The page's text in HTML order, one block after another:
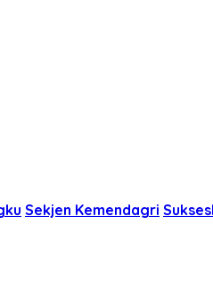
Sekjen Kemendagri